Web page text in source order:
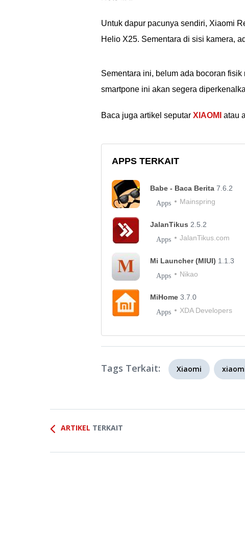
Untuk dapur pacunya sendiri, Xiaomi
Helio X25. Sementara di sisi kamera,
Sementara ini, belum ada bocoran
smartpone ini akan segera
Baca juga artikel seputar XIAOMI atau
APPS TERKAIT
Babe - Baca Berita 7.6.2
Apps Mainspring
JalanTikus 2.5.2
Apps JalanTikus.com
Mi Launcher (MIUI) 1.1.3
Apps Nikao
MiHome 3.7.0
Apps XDA Developers
Tags Terkait: Xiaomi
ARTIKEL TERKAIT